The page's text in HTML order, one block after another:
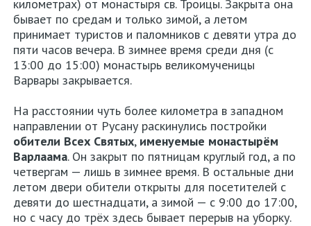
километрах) от монастыря св. Троицы. Закрыта она
бывает по средам и только зимой, а летом
принимает туристов и паломников с девяти утра до
пяти часов вечера. В зимнее время среди дня (с
13:00 до 15:00) монастырь великомученицы
Варвары закрывается.
На расстоянии чуть более километра в западном
направлении от Русану раскинулись постройки
обители Всех Святых, именуемые монастырём
Варлаама. Он закрыт по пятницам круглый год, а по
четвергам — лишь в зимнее время. В остальные дни
летом двери обители открыты для посетителей с
девяти до шестнадцати, а зимой — с 9:00 до 17:00,
но с часу до трёх здесь бывает перерыв на уборку.